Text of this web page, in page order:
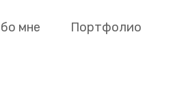
мне Портфолио